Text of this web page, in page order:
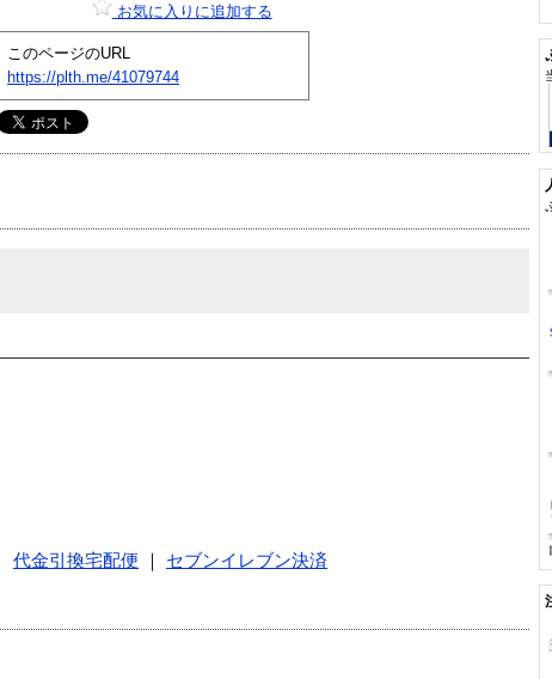
お気に入りに追加する
このページのURL
https://plth.me/41079744
代金引換宅配便
セブンイレブン決済